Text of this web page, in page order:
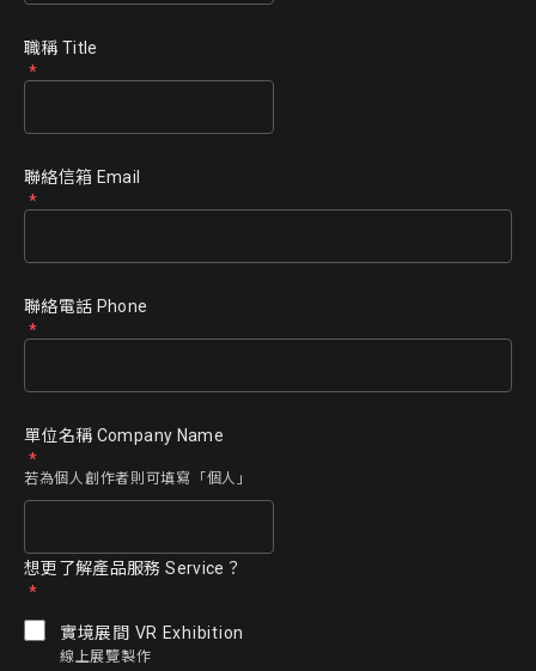
職稱 Title
聯絡信箱 Email
聯絡電話 Phone
單位名稱 Company Name
若為個人創作者則可填寫「個人」
想更了解產品服務 Service？
實境展間 VR Exhibition
線上展覽製作